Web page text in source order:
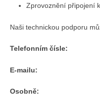
Zprovoznění připojení
Naši technickou podporu
Telefonním čísle:
E-mailu:
Osobně: